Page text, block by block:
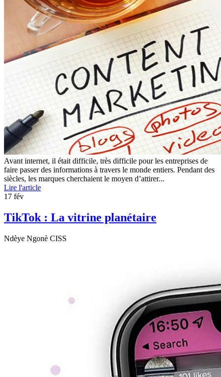
Avant internet, il était difficile, très difficile pour les entreprises de
faire passer des informations à travers le monde entiers. Pendant des
siècles, les marques cherchaient le moyen d’attirer...
Lire l'article
17 fév
TikTok : La vitrine planétaire
Ndèye Ngonè CISS